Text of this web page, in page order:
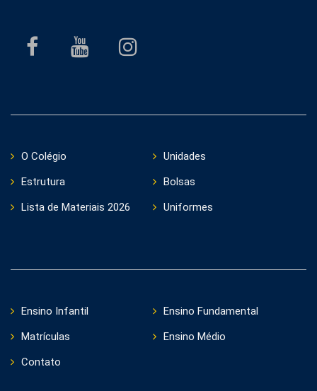
O Colégio
Unidades
Estrutura
Bolsas
Lista de Materiais 2026
Uniformes
Ensino Infantil
Ensino Fundamental
Matrículas
Ensino Médio
Contato